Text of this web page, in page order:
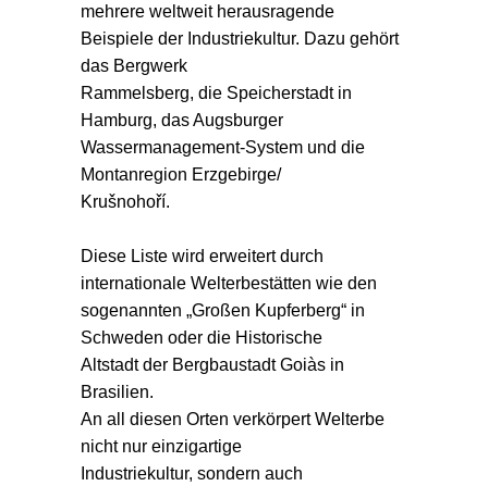
mehrere weltweit herausragende
Beispiele der Industriekultur. Dazu gehört
das Bergwerk
Rammelsberg, die Speicherstadt in
Hamburg, das Augsburger
Wassermanagement-System und die
Montanregion Erzgebirge/
Krušnohoří.
Diese Liste wird erweitert durch
internationale Welterbestätten wie den
sogenannten „Großen Kupferberg“ in
Schweden oder die Historische
Altstadt der Bergbaustadt Goiàs in
Brasilien.
An all diesen Orten verkörpert Welterbe
nicht nur einzigartige
Industriekultur, sondern auch